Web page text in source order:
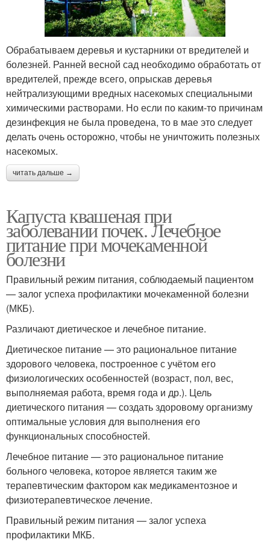
Обрабатываем деревья и кустарники от вредителей и
болезней. Ранней весной сад необходимо обработать от
вредителей, прежде всего, опрыскав деревья
нейтрализующими вредных насекомых специальными
химическими растворами. Но если по каким-то причинам
дезинфекция не была проведена, то в мае это следует
делать очень осторожно, чтобы не уничтожить полезных
насекомых.
читать дальше →
Капуста квашеная при
заболевании почек. Лечебное
питание при мочекаменной
болезни
Правильный режим питания, соблюдаемый пациентом
— залог успеха профилактики мочекаменной болезни
(МКБ).
Различают диетическое и лечебное питание.
Диетическое питание — это рациональное питание
здорового человека, построенное с учётом его
физиологических особенностей (возраст, пол, вес,
выполняемая работа, время года и др.). Цель
диетического питания — создать здоровому организму
оптимальные условия для выполнения его
функциональных способностей.
Лечебное питание — это рациональное питание
больного человека, которое является таким же
терапевтическим фактором как медикаментозное и
физиотерапевтическое лечение.
Правильный режим питания — залог успеха
профилактики МКБ.